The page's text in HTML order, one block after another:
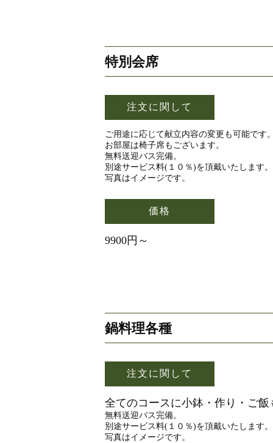
特別会席
注文に関して
ご用途に応じて献立内容の変更も可能です
お部屋は椅子席もございます。
無料送迎バス完備。
別途サービス料(１０％)を頂戴いたします。
写真はイメージです。
価格
9900円～
鍋料理各種
注文に関して
全てのコースに小鉢・作り・ご
無料送迎バス完備。
別途サービス料(１０％)を頂戴いたします。
写真はイメージです。